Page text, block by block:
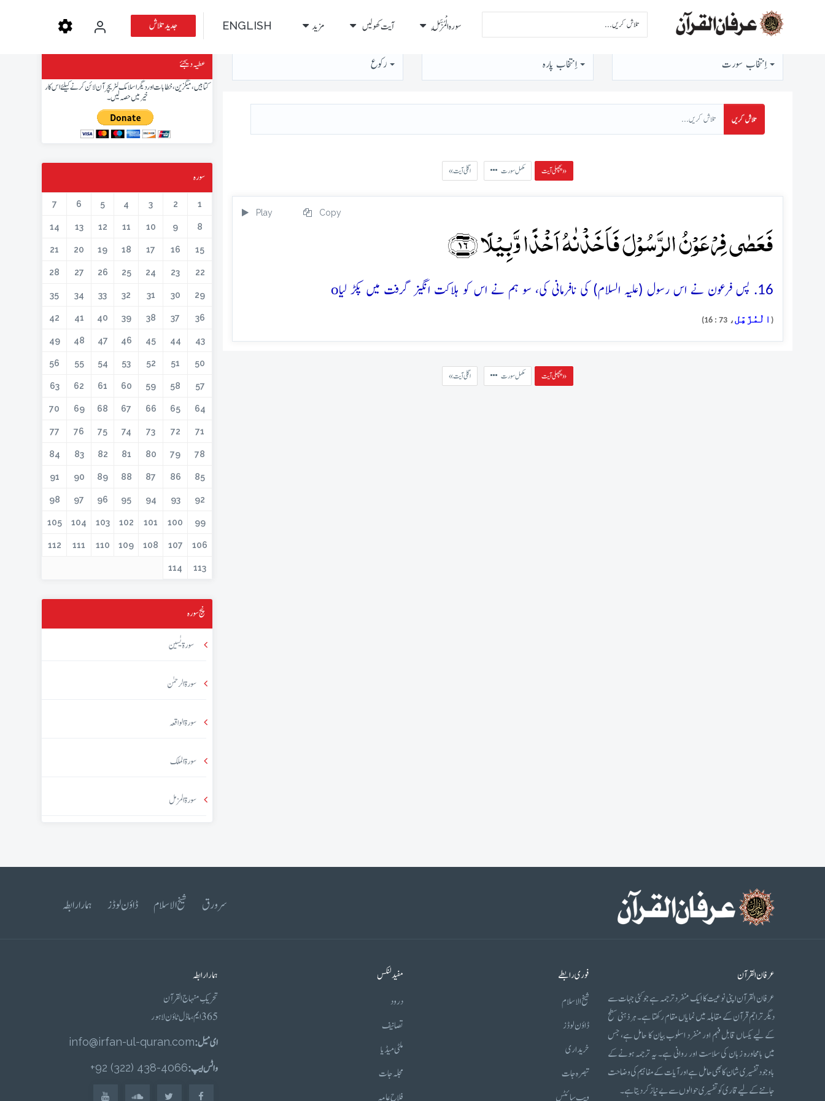
سورہ الْمُزَّمِّل آیت کھولیں مزید ENGLISH جدید تلاش
اِنتخاب سورت اِنتخاب پارہ رُكوع
تلاش کریں
پچھلی آیت » مکمل سورت « اگلی آیت
Play Copy
فَعَصٰی فِرۡعَوۡنُ الرَّسُوۡلَ فَاَخَذۡنٰہُ اَخۡذًا وَّبِیۡلًا ﴿۱۶﴾
16. پس فرعون نے اس رسول (علیہ السلام) کی نافرمانی کی، سو ہم نے اس کو ہلاکت انگیز گرفت میں پکڑ لیا o
( الْمُزَّمِّل ، 73 : 16)
پچھلی آیت » مکمل سورت « اگلی آیت
عطیہ دیجئے
کتابیں، میگزین، خطابات اور دیگر اسلامک لٹریچر آن لائن کرنے کیلئے اس کار
خیر میں حصہ لیں۔
سورہ
1
2
3
4
5
6
7
8
9
10
11
12
13
14
15
16
17
18
19
20
21
22
23
24
25
26
27
28
29
30
31
32
33
34
35
36
37
38
39
40
41
42
43
44
45
46
47
48
49
50
51
52
53
54
55
56
57
58
59
60
61
62
63
64
65
66
67
68
69
70
71
72
73
74
75
76
77
78
79
80
81
82
83
84
85
86
87
88
89
90
91
92
93
94
95
96
97
98
99
100
101
102
103
104
105
106
107
108
109
110
111
112
113
114
پنج سورہ
سورۃ یٰسین
سورۃ الرحمٰن
سورۃ الواقعہ
سورۃ الملک
سورۃ المزمل
سرورق شیخ الاسلام ڈاؤن لوڈز ہمارا رابطہ
عرفان القرآن
عرفان القرآن اپنی نوعیت کا ایک منفرد ترجمہ ہے جو کئی جہات سے
دیگر تراجم قرآن کے مقابلہ میں نمایاں مقام رکھتا ہے۔ ہر ذہنی سطح
کے لیے یکساں قابل فہم اور منفرد اسلوب بیان کا حامل ہے، جس
میں بامحاورہ زبان کی سلاست اور روانی ہے۔ یہ ترجمہ ہونے کے
باوجود تفسیری شان کا بھی حامل ہے اور آیات کے مفاہیم کی وضاحت
جاننے کے لیے قاری کو تفسیری حوالوں سے بے نیاز کر دیتا ہے۔
فوری رابطے
شیخ الاسلام
ڈاؤن لوڈز
خریداری
تبصرہ جات
ویب سائٹس
مفید لنکس
درود
تصانیف
ملٹی میڈیا
مجلہ جات
فلاح عامہ
ہمارا رابطہ
تحریکِ منہاج القرآن
365 ایم، ماڈل ٹاؤن لاہور
ای میل :info@irfan-ul-quran.com
واٹس ایپ :4066-438 (322) 92+